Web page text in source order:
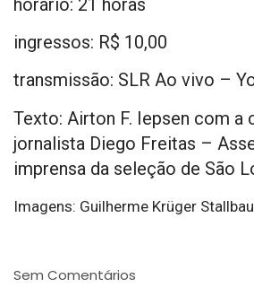
ingressos: R$ 10,00
transmissão: SLR Ao vivo –
Texto: Airton F. Iepsen com a
jornalista Diego Freitas –
imprensa da seleção de São
Imagens: Guilherme Krüger
Sem Comentários